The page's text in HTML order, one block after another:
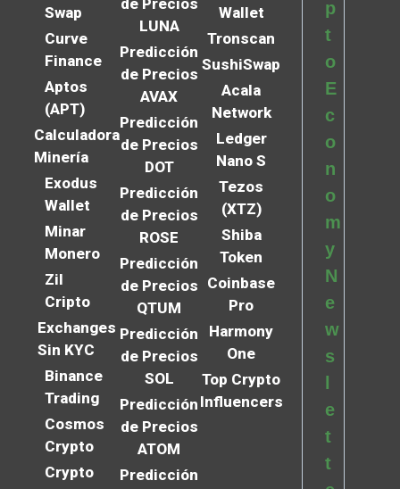
Swap
Curve
Finance
Aptos
(APT)
Calculadora
Minería
Exodus
Wallet
Minar
Monero
Zil
Cripto
Exchanges
Sin KYC
Binance
Trading
Cosmos
Crypto
Crypto
LUNA
Predicción
de Precios
AVAX
Predicción
de Precios
DOT
Predicción
de Precios
ROSE
Predicción
de Precios
QTUM
Predicción
de Precios
SOL
Predicción
de Precios
ATOM
Predicción
Wallet
Tronscan
SushiSwap
Acala
Network
Ledger
Nano S
Tezos
(XTZ)
Shiba
Token
Coinbase
Pro
Harmony
One
Top Crypto
Influencers
p
t
o
E
c
o
n
o
m
y
N
e
w
s
e
t
t